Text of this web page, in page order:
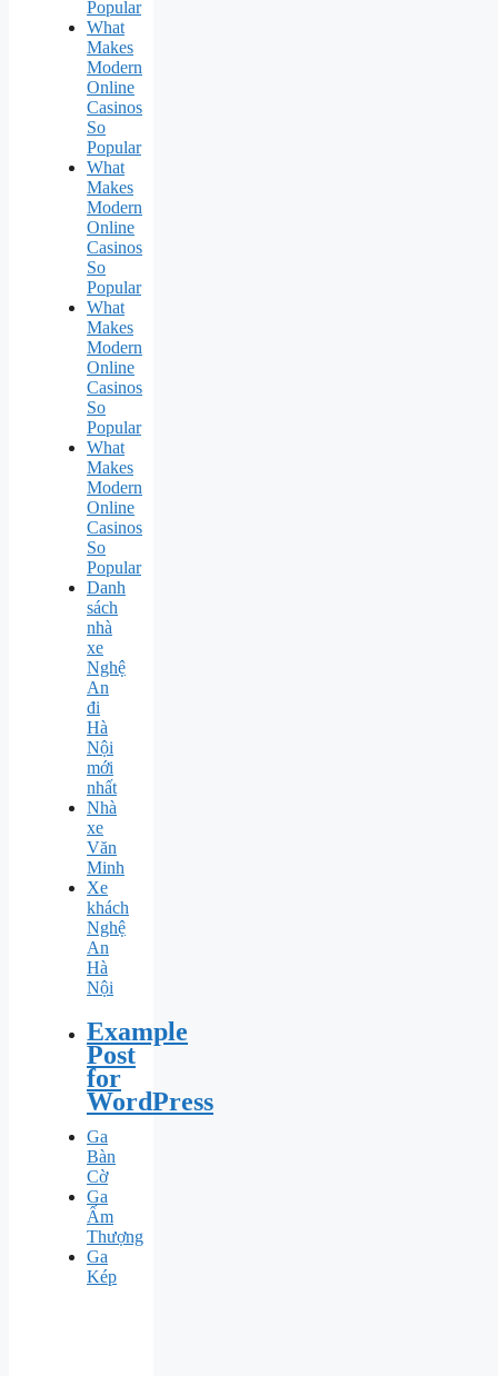
Popular
What
Makes
Modern
Online
Casinos
So
Popular
What
Makes
Modern
Online
Casinos
So
Popular
What
Makes
Modern
Online
Casinos
So
Popular
What
Makes
Modern
Online
Casinos
So
Popular
Danh
sách
nhà
xe
Nghệ
An
đi
Hà
Nội
mới
nhất
Nhà
xe
Văn
Minh
Xe
khách
Nghệ
An
Hà
Nội
Example
Post
for
WordPress
Ga
Bàn
Cờ
Ga
Ấm
Thượng
Ga
Kép